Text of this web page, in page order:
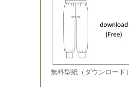
無料型紙（ダウンロード）